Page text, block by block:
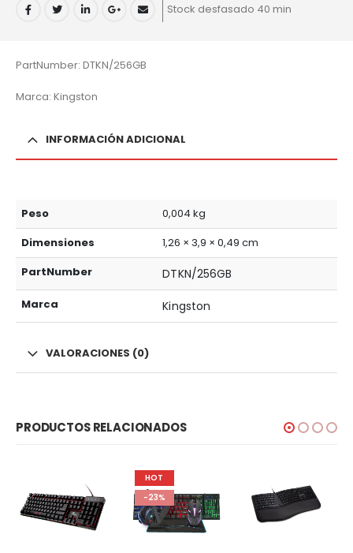
Stock desfasado 40 min
PartNumber: DTKN/256GB
Marca: Kingston
INFORMACIÓN ADICIONAL
Peso
0,004 kg
Dimensiones
1,26 × 3,9 × 0,49 cm
PartNumber
DTKN/256GB
Marca Kingston
VALORACIONES (0)
PRODUCTOS RELACIONADOS
HOT
-23%